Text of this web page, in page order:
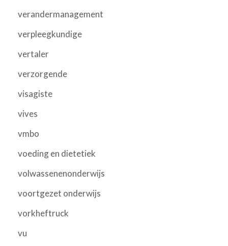
verandermanagement
verpleegkundige
vertaler
verzorgende
visagiste
vives
vmbo
voeding en dietetiek
volwassenenonderwijs
voortgezet onderwijs
vorkheftruck
vu